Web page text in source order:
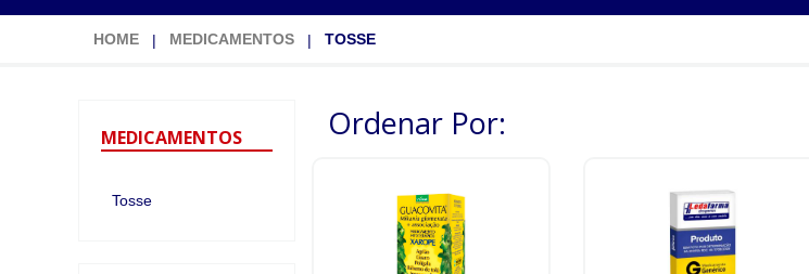
HOME MEDICAMENTOS TOSSE
MEDICAMENTOS
Tosse
Ordenar Por: